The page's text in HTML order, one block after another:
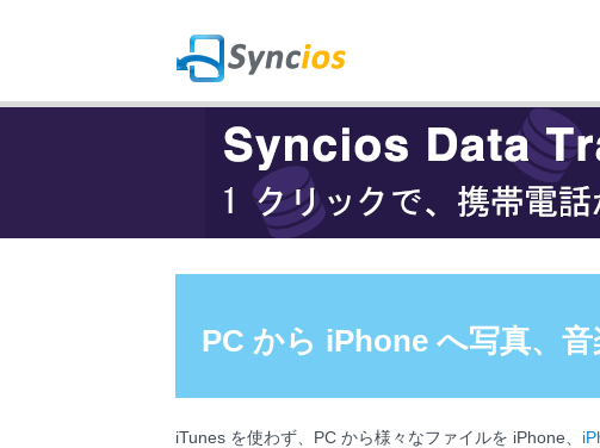
PC から iPhone へ写真、
iTunes を使わず、PC から様々なファイルを iPhone、